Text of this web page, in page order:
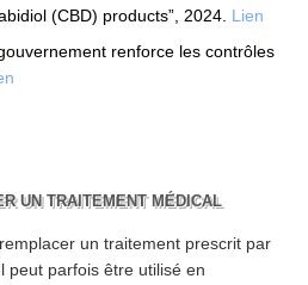
(CBD) products”, 2024. Lien
renforce les contrôles
UN TRAITEMENT MÉDICAL
un traitement prescrit par
peut parfois être utilisé en